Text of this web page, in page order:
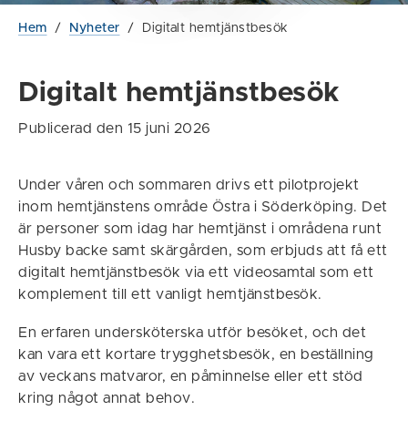
Hem / Nyheter / Digitalt hemtjänstbesök
Digitalt hemtjänstbesök
Publicerad den 15 juni 2026
Under våren och sommaren drivs ett pilotprojekt
inom hemtjänstens område Östra i Söderköping. Det
är personer som idag har hemtjänst i områdena runt
Husby backe samt skärgården, som erbjuds att få ett
digitalt hemtjänstbesök via ett videosamtal som ett
komplement till ett vanligt hemtjänstbesök.
En erfaren undersköterska utför besöket, och det
kan vara ett kortare trygghetsbesök, en beställning
av veckans matvaror, en påminnelse eller ett stöd
kring något annat behov.